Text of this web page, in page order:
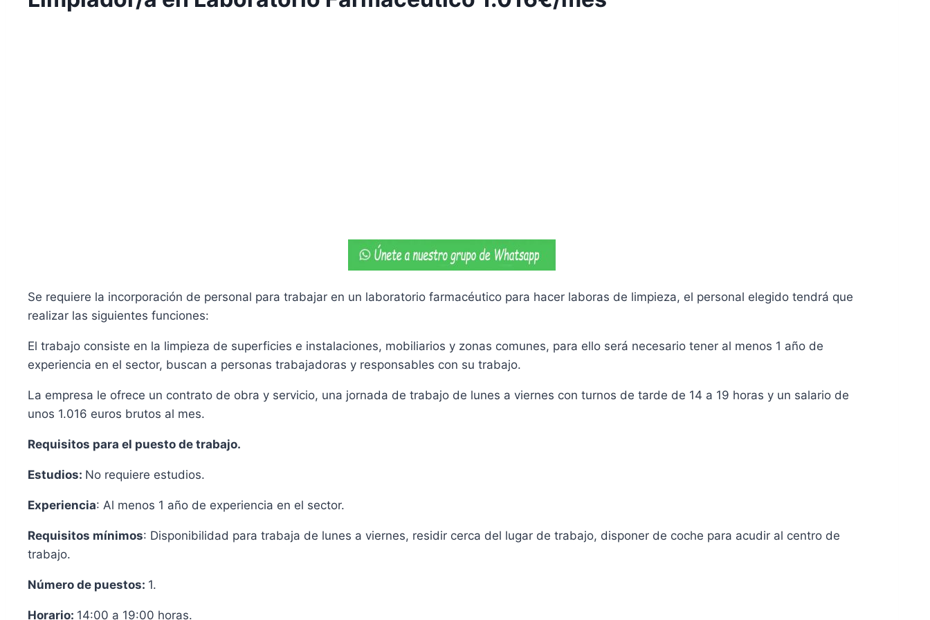
Se requiere la incorporación de personal para trabajar en un laboratorio farmacéutico para hacer laboras de limpieza, el personal elegido tendrá que
realizar las siguientes funciones:
El trabajo consiste en la limpieza de superficies e instalaciones, mobiliarios y zonas comunes, para ello será necesario tener al menos 1 año de
experiencia en el sector, buscan a personas trabajadoras y responsables con su trabajo.
La empresa le ofrece un contrato de obra y servicio, una jornada de trabajo de lunes a viernes con turnos de tarde de 14 a 19 horas y un salario de
unos 1.016 euros brutos al mes.
Requisitos para el puesto de trabajo.
Estudios: No requiere estudios.
Experiencia: Al menos 1 año de experiencia en el sector.
Requisitos mínimos: Disponibilidad para trabaja de lunes a viernes, residir cerca del lugar de trabajo, disponer de coche para acudir al centro de
trabajo.
Número de puestos: 1.
Horario: 14:00 a 19:00 horas.